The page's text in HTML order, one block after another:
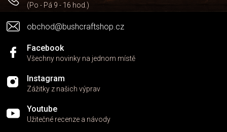
(Po - Pá 9 - 16 hod.)
obchod@bushcraftshop.cz
Facebook
Všechny novinky na jednom místě
Instagram
Zážitky z našich výprav
Youtube
Užitečné recenze a návody